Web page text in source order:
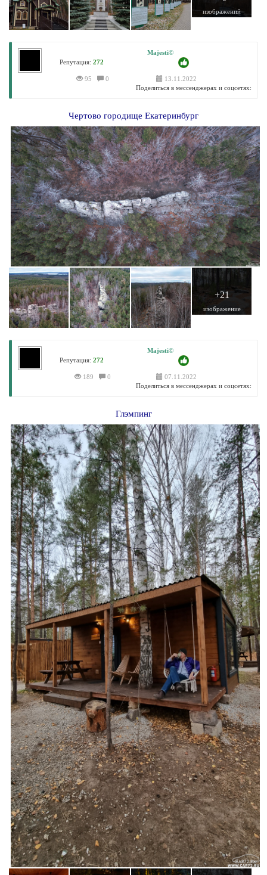
изображений
Majesti©
Репутация:272
95 0
13.11.2022
Поделиться в мессенджерах и соцсетях:
Чертово городище Екатеринбург
+21
изображение
Majesti©
Репутация:272
189 0
07.11.2022
Поделиться в мессенджерах и соцсетях:
Глэмпинг